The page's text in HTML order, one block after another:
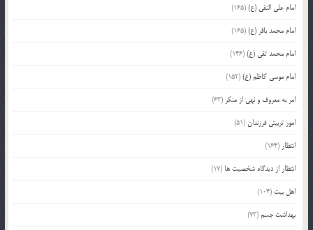
امام علی النقی (ع)(165)
امام محمد باقر (ع)(165)
امام محمد تقی (ع)(146)
امام موسی کاظم (ع)(152)
امر به معروف و نهی از منکر (63)
امور تربیتی فرزندان(51)
انتظار (164)
انتظار از دیدگاه شخصیت ها (17)
اهل بیت (104)
بهداشت جسم(73)